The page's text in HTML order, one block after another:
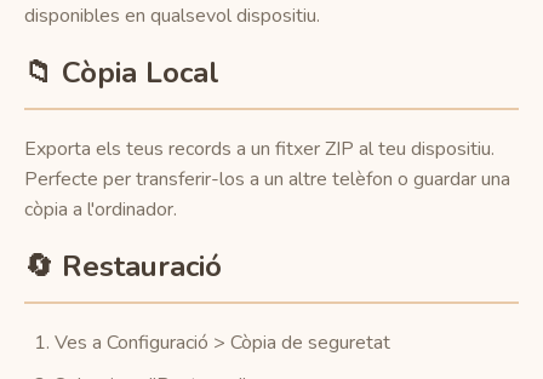
disponibles en qualsevol dispositiu.
📁 Còpia Local
Exporta els teus records a un fitxer ZIP al teu dispositiu.
Perfecte per transferir-los a un altre telèfon o guardar una
còpia a l'ordinador.
🔄 Restauració
Ves a Configuració > Còpia de seguretat